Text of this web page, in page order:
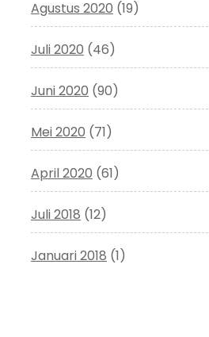
Agustus 2020 (19)
Juli 2020 (46)
Juni 2020 (90)
Mei 2020 (71)
April 2020 (61)
Juli 2018 (12)
Januari 2018 (1)